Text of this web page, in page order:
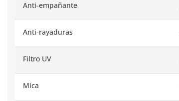
Anti-empañante
Anti-rayaduras
Filtro UV
Mica